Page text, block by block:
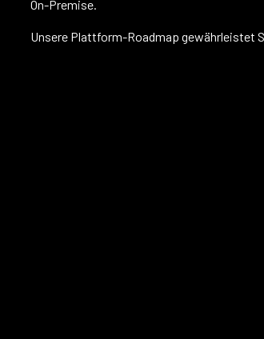
On-Premise.
Unsere Plattform-Roadmap gewährleistet